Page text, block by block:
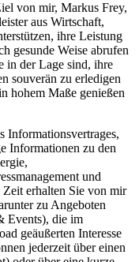
von mir, Markus Frey,
aus Wirtschaft,
ihre Leistung
gesunde Weise abrufen
in der Lage sind, ihre
souverän zu erledigen
hohem Maße genießen
Informationsvertrages,
Informationen zu den
und
erhalten Sie von mir
zu Angeboten
Events), die im
geäußerten Interesse
jederzeit über einen